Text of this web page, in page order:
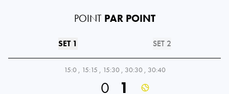
POINT PAR POINT
SET 1 SET 2
15:0 , 15:15 , 15:30 , 30:30 , 30:40
0 1